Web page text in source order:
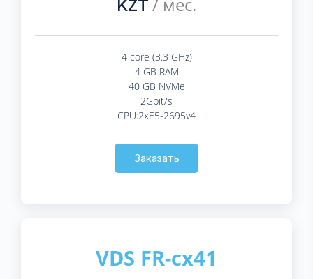
KZT
4 core (3.3 GHz)
4 GB RAM
40 GB NVMe
2Gbit/s
CPU:2xE5-2695v4
Заказать
VDS FR-cx41